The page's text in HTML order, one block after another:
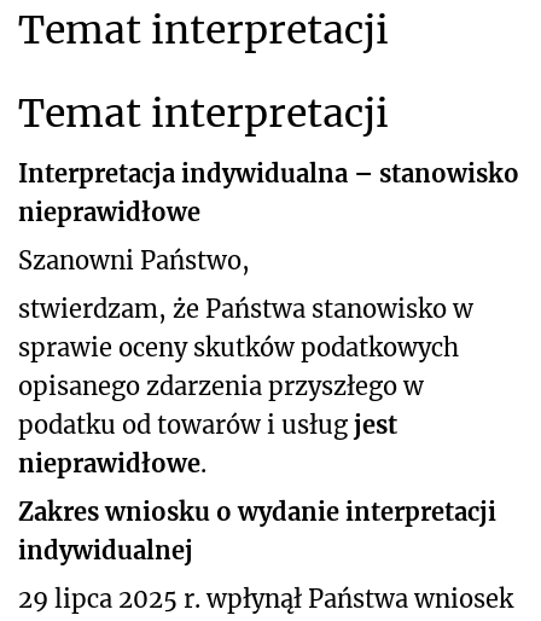
Temat interpretacji
Temat interpretacji
Interpretacja indywidualna – stanowisko
nieprawidłowe
Szanowni Państwo,
stwierdzam, że Państwa stanowisko w
sprawie oceny skutków podatkowych
opisanego zdarzenia przyszłego w
podatku od towarów i usług jest
nieprawidłowe.
Zakres wniosku o wydanie interpretacji
indywidualnej
29 lipca 2025 r. wpłynął Państwa wniosek